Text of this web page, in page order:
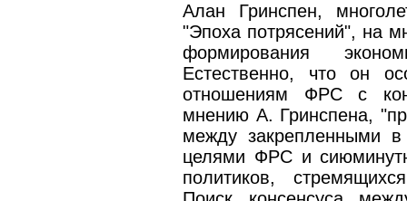
Алан Гринспен,
"Эпоха потрясений", на
формирования
Естественно, что он
отношениям ФРС с
мнению А. Гринспена,
между закрепленными в
целями ФРС и
политиков,